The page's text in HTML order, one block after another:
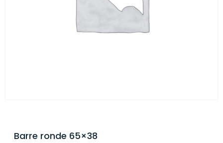
Barre ronde 65×38